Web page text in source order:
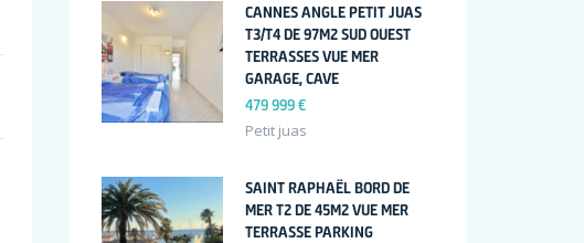
CANNES ANGLE PETIT JUAS
T3/T4 DE 97M2 SUD OUEST
TERRASSES VUE MER
GARAGE, CAVE
479 999 €
Petit juas
SAINT RAPHAËL BORD DE
MER T2 DE 45M2 VUE MER
TERRASSE PARKING